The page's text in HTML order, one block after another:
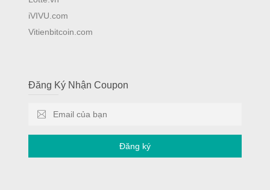
iVIVU.com
Vitienbitcoin.com
Đăng Ký Nhận Coupon
Đăng ký